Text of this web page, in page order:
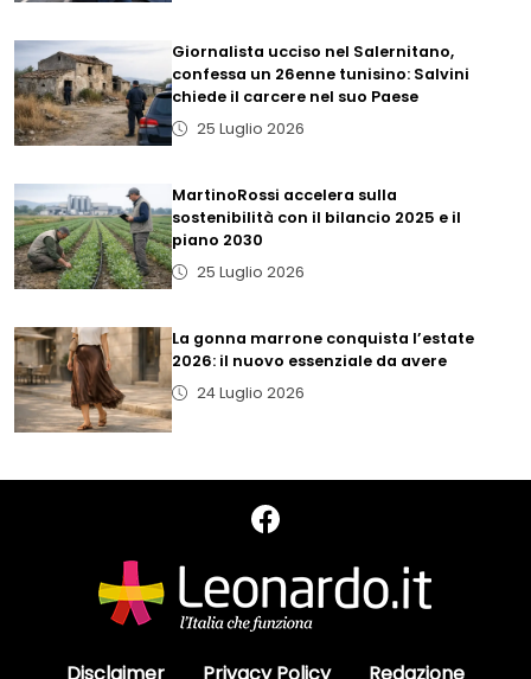
Giornalista ucciso nel Salernitano,
confessa un 26enne tunisino: Salvini
chiede il carcere nel suo Paese
25 Luglio 2026
MartinoRossi accelera sulla
sostenibilità con il bilancio 2025 e il
piano 2030
25 Luglio 2026
La gonna marrone conquista l’estate
2026: il nuovo essenziale da avere
24 Luglio 2026